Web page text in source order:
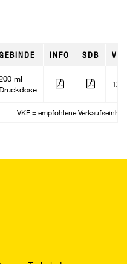
INFO SDB VKE
ml
Druckdose
12
VKE = empfohlene Verkaufseinheit